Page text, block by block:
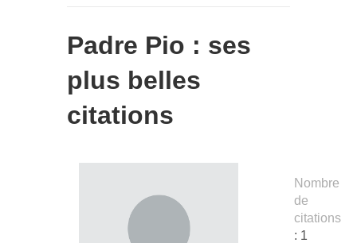
Padre Pio : ses
plus belles
citations
Nombre
de
citations
: 1